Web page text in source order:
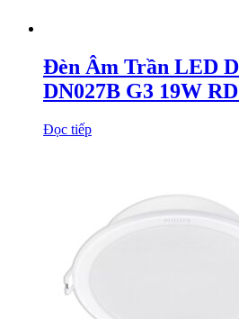
Đèn Âm Trần LED
DN027B G3 19W
Đọc tiếp